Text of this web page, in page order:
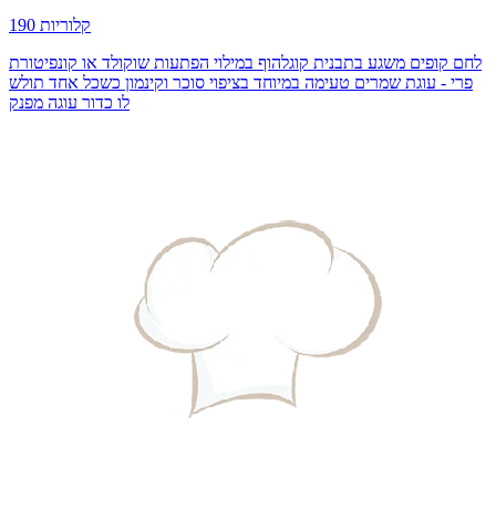
190 קלוריות
לחם קופים משגע בתבנית קוגלהוף במילוי הפתעות שוקולד או קונפיטורת
פרי - עוגת שמרים טעימה במיוחד בציפוי סוכר וקינמון כשכל אחד תולש
לו כדור עוגה מפנק